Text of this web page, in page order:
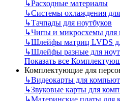
↳Расходные материалы
↳Системы охлаждения для
↳Тачпады для ноутбуков
↳Чипы и микросхемы для
↳Шлейфы матриц LVDS
↳Шлейфы разные для
Показать все
Комплектующие для
↳Видеокарты для
↳Звуковые карты для
↳Материнские платы для